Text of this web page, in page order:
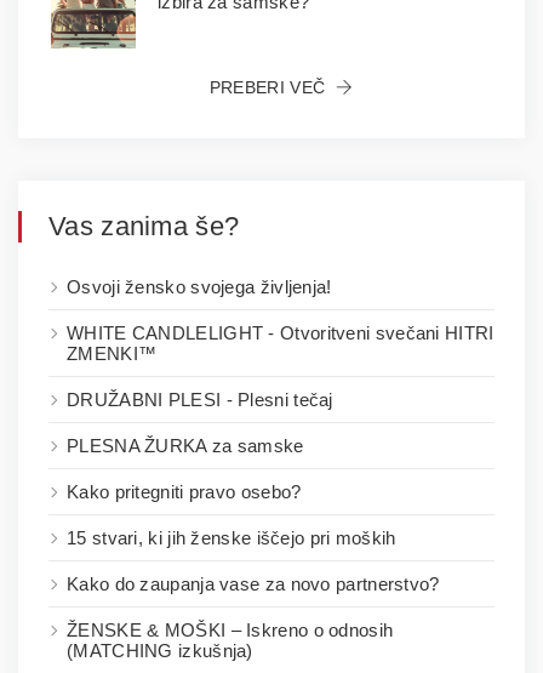
PREBERI VEČ
Vas zanima še?
Osvoji žensko svojega življenja!
WHITE CANDLELIGHT - Otvoritveni svečani HITRI
ZMENKI™
DRUŽABNI PLESI - Plesni tečaj
PLESNA ŽURKA za samske
Kako pritegniti pravo osebo?
15 stvari, ki jih ženske iščejo pri moških
Kako do zaupanja vase za novo partnerstvo?
ŽENSKE & MOŠKI – Iskreno o odnosih
(MATCHING izkušnja)